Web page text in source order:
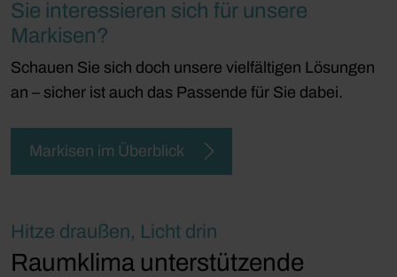
Sie interessieren sich für unsere
Markisen?
Schauen Sie sich doch unsere vielfältigen Lösungen
an – sicher ist auch das Passende für Sie dabei.
Markisen im Überblick
Hitze draußen, Licht drin
Raumklima unterstützende